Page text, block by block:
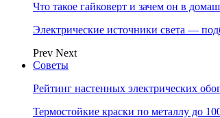
Что такое гайковерт и зачем он в
Электрические источники света —
Prev Next
Советы
Рейтинг настенных электрических
Термостойкие краски по металлу до